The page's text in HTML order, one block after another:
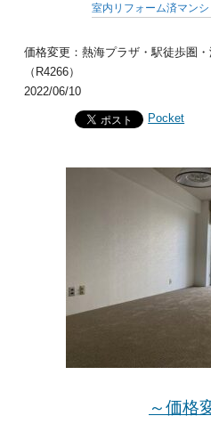
室内リフォーム済マンシ
価格変更：熱海プラザ・駅徒歩圏
（R4266）
2022/06/10
Pocket
～価格